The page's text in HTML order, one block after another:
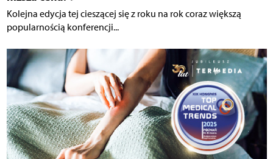
Kolejna edycja tej cieszącej się z roku na rok coraz większą
popularnością konferencji...